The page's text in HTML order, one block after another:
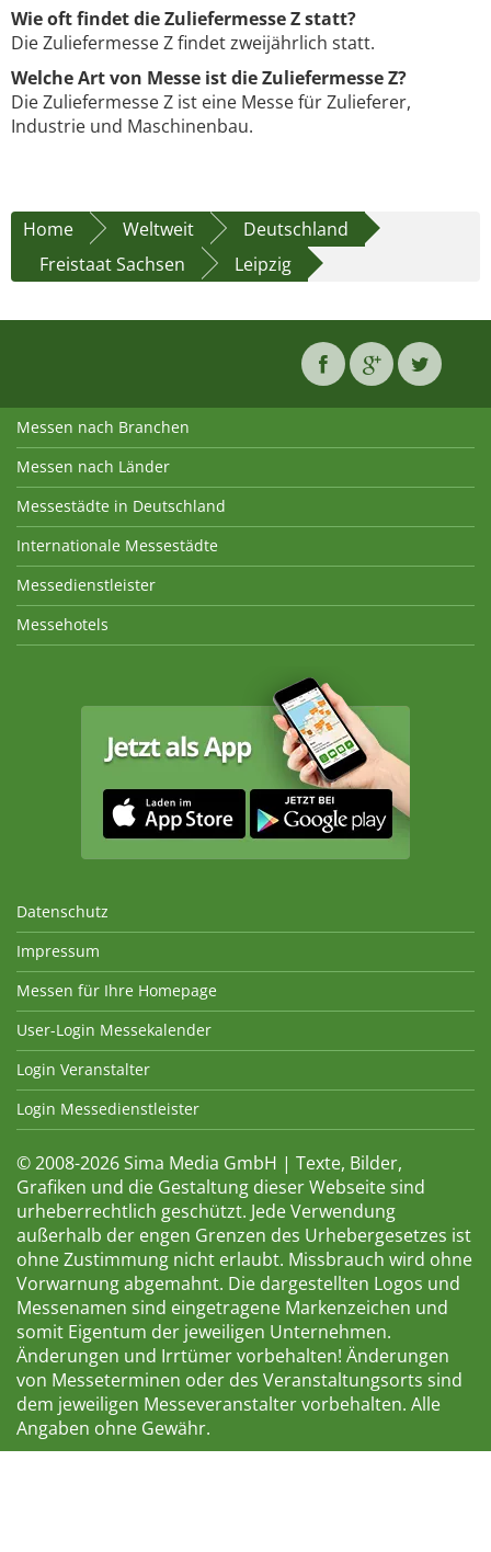
Wie oft findet die Zuliefermesse Z statt?
Die Zuliefermesse Z findet zweijährlich statt.
Welche Art von Messe ist die Zuliefermesse Z?
Die Zuliefermesse Z ist eine Messe für Zulieferer,
Industrie und Maschinenbau.
Home Weltweit
Deutschland
Freistaat Sachsen
Leipzig
Messen nach Branchen
Messen nach Länder
Messestädte in Deutschland
Internationale Messestädte
Messedienstleister
Messehotels
Datenschutz
Impressum
Messen für Ihre Homepage
User-Login Messekalender
Login Veranstalter
Login Messedienstleister
© 2008-2026 Sima Media GmbH | Texte, Bilder,
Grafiken und die Gestaltung dieser Webseite sind
urheberrechtlich geschützt. Jede Verwendung
außerhalb der engen Grenzen des Urhebergesetzes ist
ohne Zustimmung nicht erlaubt. Missbrauch wird ohne
Vorwarnung abgemahnt. Die dargestellten Logos und
Messenamen sind eingetragene Markenzeichen und
somit Eigentum der jeweiligen Unternehmen.
Änderungen und Irrtümer vorbehalten! Änderungen
von Messeterminen oder des Veranstaltungsorts sind
dem jeweiligen Messeveranstalter vorbehalten. Alle
Angaben ohne Gewähr.